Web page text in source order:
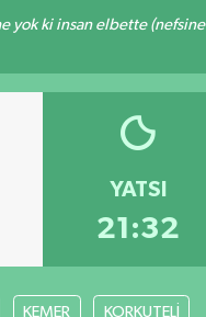
yok ki insan elbette (nefsine
YATSI
21:32
KEMER KORKUTELİ